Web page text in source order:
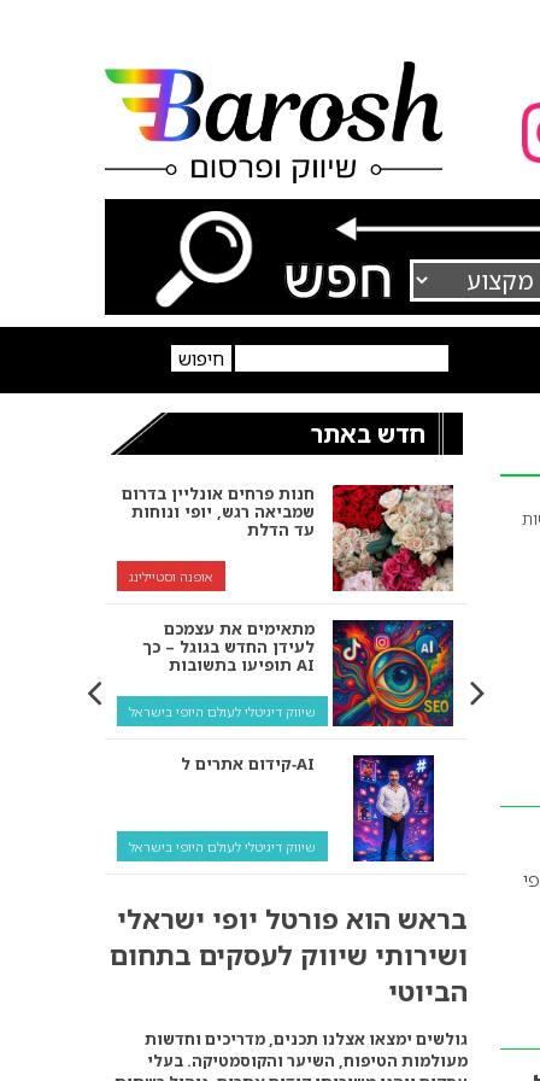
חדש באתר
חנות פרחים אונליין בדרום
שמביאה רגש, יופי ונוחות
עד הדלת
אופנה וסטיילינג
מתאימים את עצמכם
לעידן החדש בגוגל – כך
תופיעו בתשובות AI
שיווק דיגיטלי לעולם היופי בישראל
קידום אתרים ל‑AI
שיווק דיגיטלי לעולם היופי בישראל
ולמה העסק שלך צריך
להתאים את עצמו אליהם?
קידום ל‑AI לעומת קידום
רגיל: איפה הכסף נמצא
באמת?
בראש הוא פורטל יופי ישראלי
ושירותי שיווק לעסקים בתחום
הביוטי
גולשים ימצאו אצלנו תכנים, מדריכים וחדשות
מעולמות הטיפוח, השיער והקוסמטיקה. בעלי